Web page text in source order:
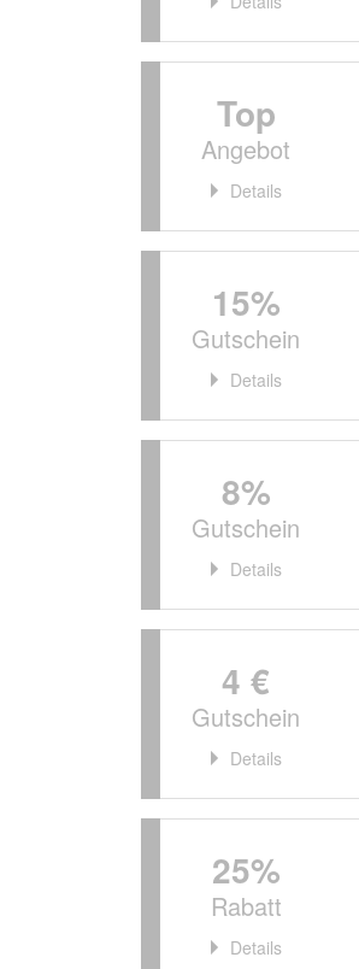
Top
Angebot
Details
15%
Gutschein
Details
8%
Gutschein
Details
4 €
Gutschein
Details
25%
Rabatt
Details